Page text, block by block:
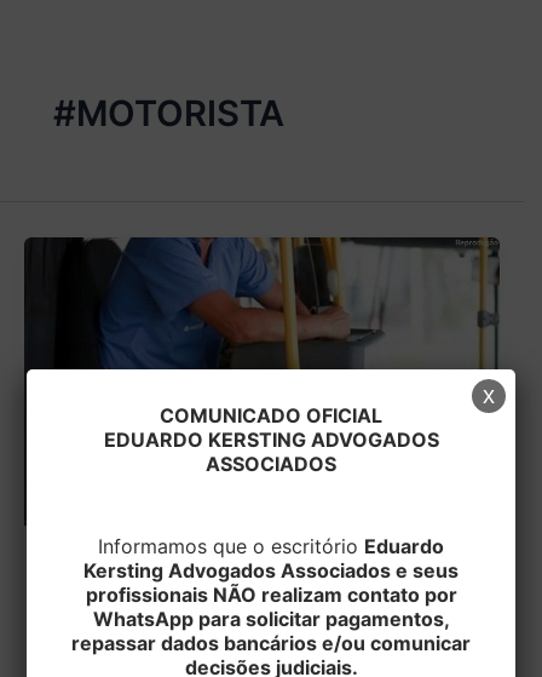
#MOTORISTA
TRABALHISTA
Negado direito ao adicional de
insalubridade e periculosidade a
cobrador de ônibus
COMUNICADO OFICIAL
EDUARDO KERSTING ADVOGADOS
ASSOCIADOS
Informamos que o escritório Eduardo
Kersting Advogados Associados e seus
profissionais NÃO realizam contato por
WhatsApp para solicitar pagamentos,
repassar dados bancários e/ou comunicar
decisões judiciais.
x